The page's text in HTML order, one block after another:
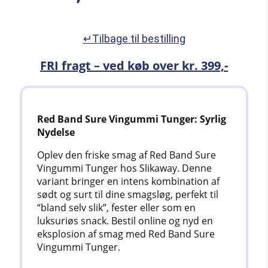
↵Tilbage til bestilling
FRI fragt – ved køb over kr. 399,-
Red Band Sure Vingummi Tunger: Syrlig
Nydelse
Oplev den friske smag af Red Band Sure
Vingummi Tunger hos Slikaway. Denne
variant bringer en intens kombination af
sødt og surt til dine smagsløg, perfekt til
“bland selv slik”, fester eller som en
luksuriøs snack. Bestil online og nyd en
eksplosion af smag med Red Band Sure
Vingummi Tunger.